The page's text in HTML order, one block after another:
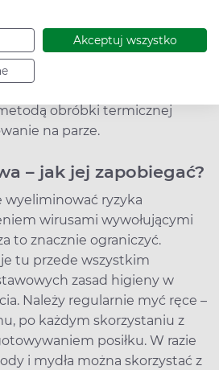
Akceptuj wszystko
diety powinien być stopniowy.
się sięgać po produkty
dodatkowo należy
obróbki termicznej
na parze.
– jak jej zapobiegać?
wyeliminować ryzyka
wirusami wywołującymi
to znacznie ograniczyć.
tu przede wszystkim
zasad higieny w
Należy regularnie myć ręce –
po każdym skorzystaniu z
posiłku. W razie
i mydła można skorzystać z